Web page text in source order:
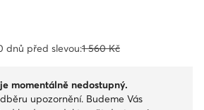
dnů před slevou:1 560 Kč
momentálně nedostupný.
upozornění. Budeme Vás